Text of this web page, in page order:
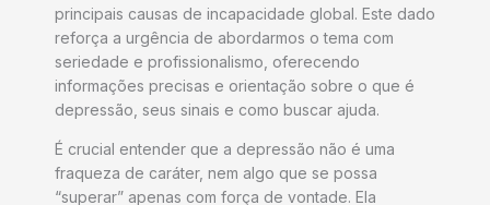
principais causas de incapacidade global. Este dado
reforça a urgência de abordarmos o tema com
seriedade e profissionalismo, oferecendo
informações precisas e orientação sobre o que é
depressão, seus sinais e como buscar ajuda.
É crucial entender que a depressão não é uma
fraqueza de caráter, nem algo que se possa
“superar” apenas com força de vontade. Ela